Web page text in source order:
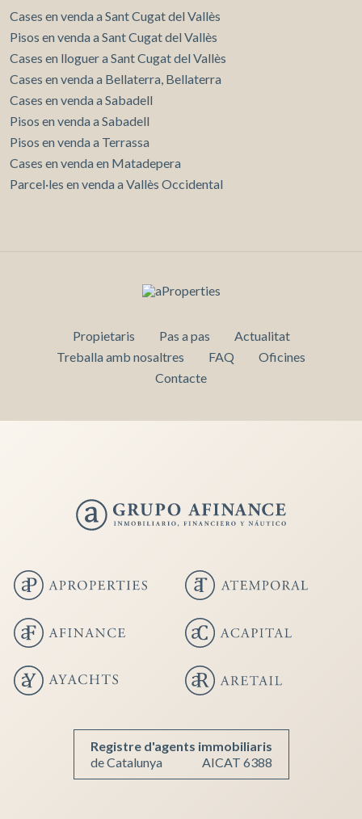
Cases en venda a Sant Cugat del Vallès
Pisos en venda a Sant Cugat del Vallès
Cases en lloguer a Sant Cugat del Vallès
Cases en venda a Bellaterra, Bellaterra
Cases en venda a Sabadell
Pisos en venda a Sabadell
Pisos en venda a Terrassa
Cases en venda en Matadepera
Parcel·les en venda a Vallès Occidental
Propietaris Pas a pas
Actualitat
Treballa amb nosaltres
FAQ
Oficines
Contacte
Registre d'agents immobiliaris
de Catalunya
AICAT 6388
Guardar configuració Acceptar totes